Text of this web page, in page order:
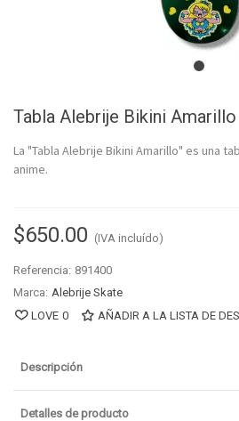
Tabla Alebrije Bikini Amarillo
La "Tabla Alebrije Bikini Amarillo" es una
anime.
$650.00 (IVA incluído)
Referencia: 891400
Marca: Alebrije Skate
LOVE 0 AÑADIR A LA LISTA DE
Descripción
Detalles de producto